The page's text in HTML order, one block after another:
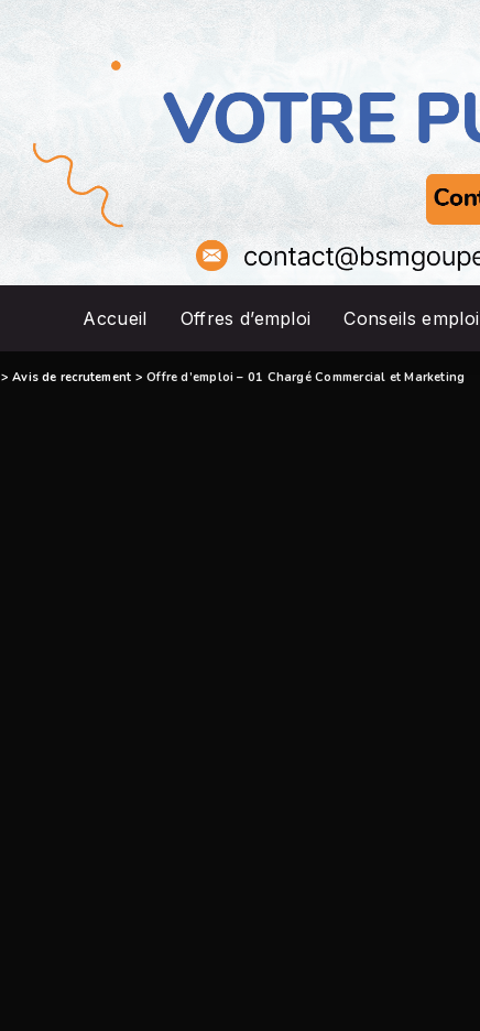
Accueil Offres d’emploi Conseils emploi
>Avis de recrutement >Offre d’emploi – 01 Chargé Commercial et Marketing